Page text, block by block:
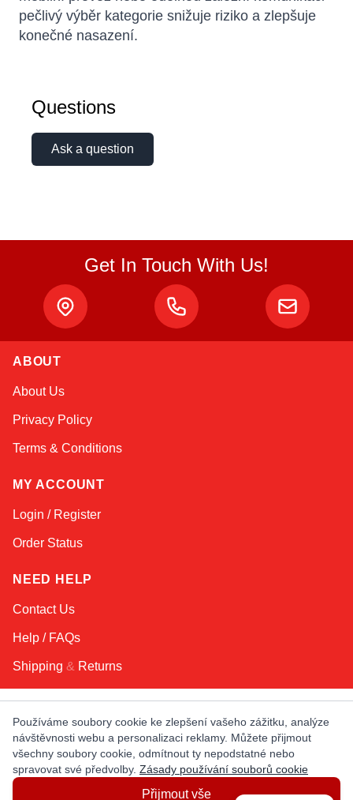
pečlivý výběr kategorie snižuje riziko a zlepšuje
konečné nasazení.
Questions
Ask a question
Get In Touch With Us!
ABOUT
About Us
Privacy Policy
Terms & Conditions
MY ACCOUNT
Login / Register
Order Status
NEED HELP
Contact Us
Help / FAQs
Shipping & Returns
KEEP IN TOUCH!
Email Address
Používáme soubory cookie ke zlepšení vašeho zážitku, analýze
návštěvnosti webu a personalizaci reklamy. Můžete přijmout
všechny soubory cookie, odmítnout ty nepodstatné nebo
spravovat své předvolby. Zásady používání souborů cookie
Přijmout vše